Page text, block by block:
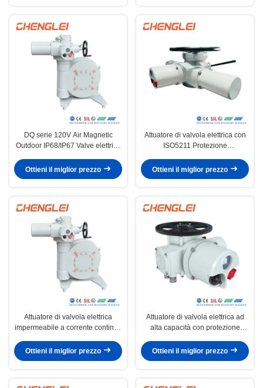
DQ serie 120V Air Magnetic
Outdoor IP68/IP67 Valve elettrico
Ottieni il miglior prezzo
Attuatore di valvola elettrica con
ISO5211 Protezione
e nastro NEMA 4/4X/7&9
Ottieni il miglior prezzo
Attuatore di valvola elettrica
impermeabile a corrente continua
produzione annua di 30000 per
Ottieni il miglior prezzo
Attuatore di valvola elettrica ad
alta capacità con protezione
NEMA 4/4X/7&9
Ottieni il miglior prezzo